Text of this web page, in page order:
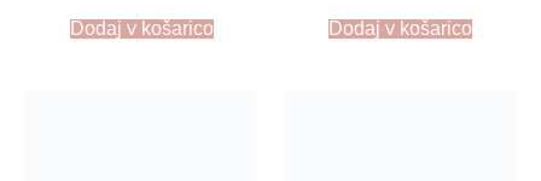
Dodaj v košarico Dodaj v košarico